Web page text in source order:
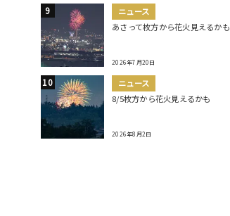
ニュース
あさって枚方から花火見えるかも
2026年7月20日
ニュース
8/5枚方から花火見えるかも
2026年8月2日